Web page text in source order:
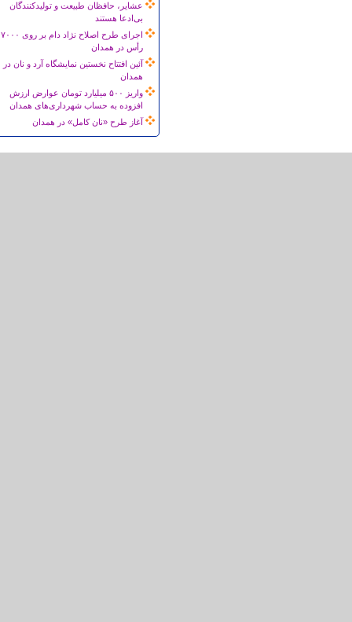
عشایر، حافظان طبیعت و تولیدکنندگان
بی‌ادعا هستند
اجرای طرح اصلاح نژاد دام بر روی ۷۰۰۰
رأس در همدان
آئین افتتاح نخستین نمایشگاه آرد و نان در
همدان
واریز ۵۰۰ میلیارد تومان عوارض ارزش
افزوده به حساب شهرداری‌های همدان
آغاز طرح «نان کامل» در همدان